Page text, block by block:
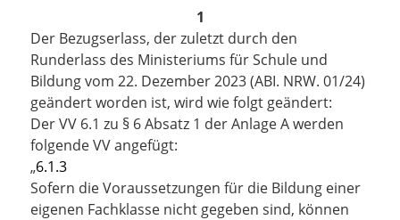
1
Der Bezugserlass, der zuletzt durch den
Runderlass des Ministeriums für Schule und
Bildung vom 22. Dezember 2023(ABI. NRW. 01/24)
geändert worden ist, wird wie folgt geändert:
Der VV 6.1 zu § 6 Absatz 1 der Anlage A werden
folgende VV angefügt:
„6.1.3
Sofern die Voraussetzungen für die Bildung einer
eigenen Fachklasse nicht gegeben sind, können